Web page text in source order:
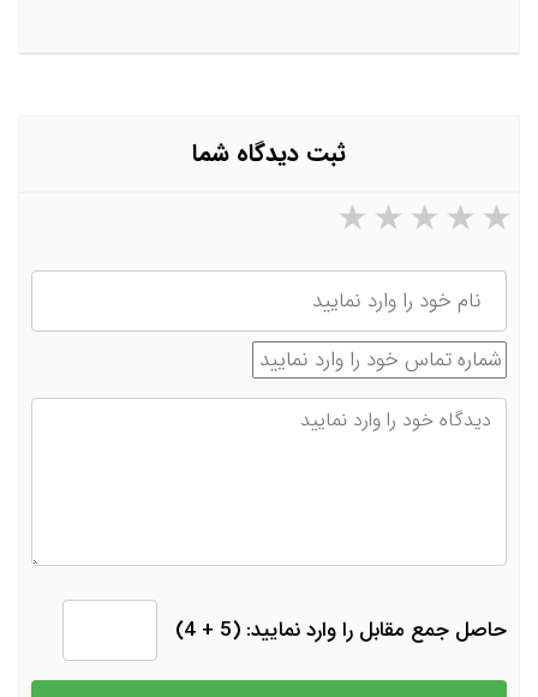
ثبت دیدگاه شما
۵ ستاره از ۵ ۴ ستاره از ۵ ۳ ستاره از ۵ ۲ ستاره از ۵
نام
شماره تماس
دیدگاه
حاصل جمع مقابل را وارد نمایید: (5 + 4)